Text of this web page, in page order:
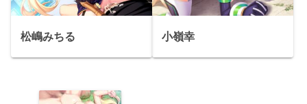
松嶋みちる 小嶺幸